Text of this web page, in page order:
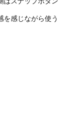
を感じながら使う